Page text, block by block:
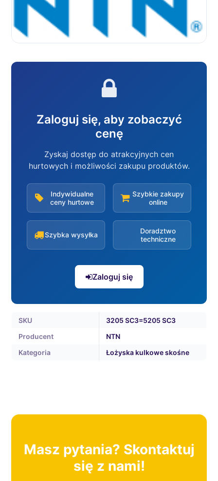
Zaloguj się, aby zobaczyć
cenę
Zyskaj dostęp do atrakcyjnych cen
hurtowych i możliwości zakupu produktów.
Indywidualne
ceny hurtowe
Szybkie zakupy
online
Szybka wysyłka
Doradztwo
techniczne
Zaloguj się
SKU
3205 SC3=5205 SC3
Producent
NTN
Kategoria
Łożyska kulkowe skośne
Masz pytania? Skontaktuj
się z nami!